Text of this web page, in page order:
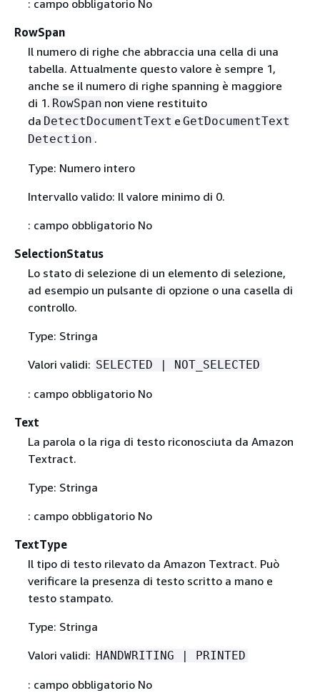
: campo obbligatorio No
RowSpan
Il numero di righe che abbraccia una cella di una
tabella. Attualmente questo valore è sempre 1,
anche se il numero di righe spanning è maggiore
di 1. RowSpan non viene restituito
da DetectDocumentText e GetDocumentText
Detection .
Type: Numero intero
Intervallo valido: Il valore minimo di 0.
: campo obbligatorio No
SelectionStatus
Lo stato di selezione di un elemento di selezione,
ad esempio un pulsante di opzione o una casella di
controllo.
Type: Stringa
Valori validi: SELECTED | NOT_SELECTED
: campo obbligatorio No
Text
La parola o la riga di testo riconosciuta da Amazon
Textract.
Type: Stringa
: campo obbligatorio No
TextType
Il tipo di testo rilevato da Amazon Textract. Può
verificare la presenza di testo scritto a mano e
testo stampato.
Type: Stringa
Valori validi: HANDWRITING | PRINTED
: campo obbligatorio No